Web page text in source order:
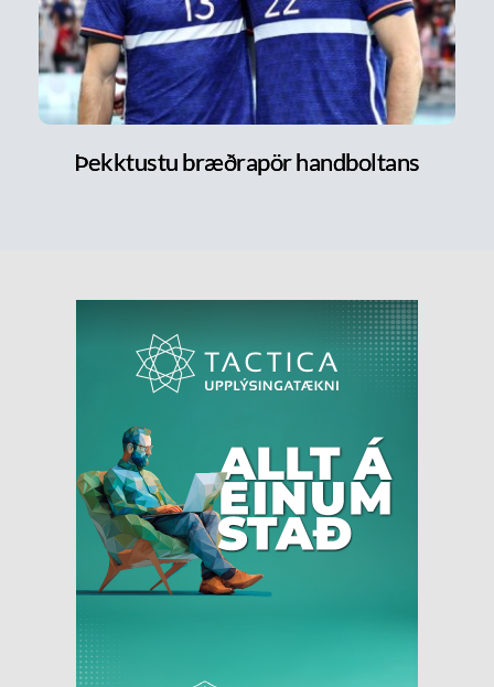
Þekktustu bræðrapör handboltans